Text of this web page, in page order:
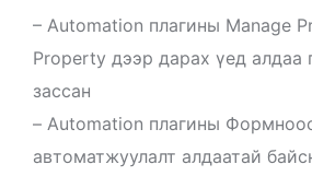
– Automation плагины Manage
Property дээр дарах үед алдаа
зассан
– Automation плагины
автоматжуулалт алдаатай